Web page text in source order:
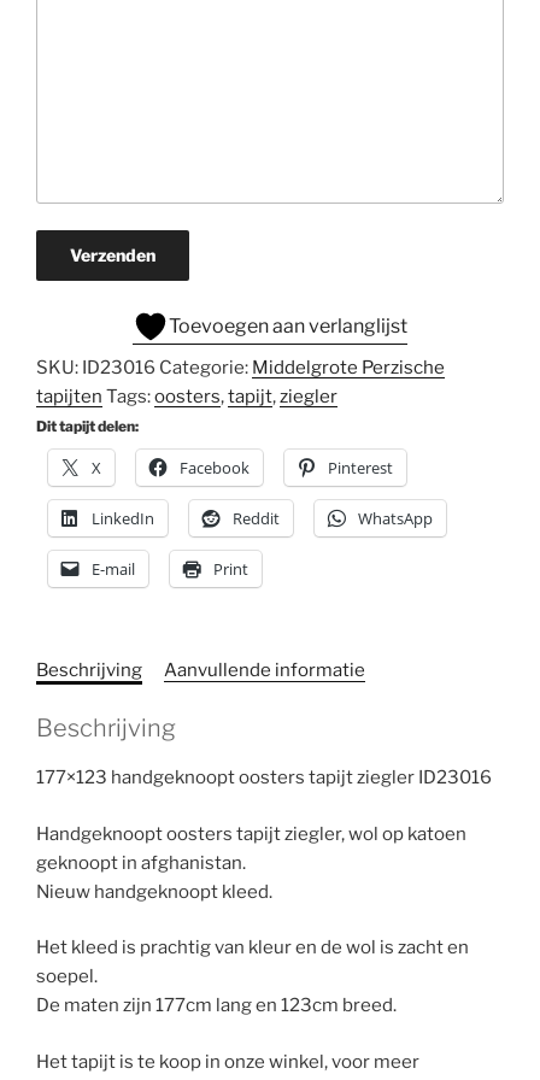
Verzenden
Toevoegen aan verlanglijst
SKU: ID23016 Categorie: Middelgrote Perzische
tapijten Tags:oosters,tapijt,ziegler
Dit tapijt delen:
X Facebook Pinterest
LinkedIn Reddit WhatsApp
E-mail Print
Beschrijving Aanvullende informatie
Beschrijving
177×123 handgeknoopt oosters tapijt ziegler ID23016
Handgeknoopt oosters tapijt ziegler, wol op katoen
geknoopt in afghanistan.
Nieuw handgeknoopt kleed.
Het kleed is prachtig van kleur en de wol is zacht en
soepel.
De maten zijn 177cm lang en 123cm breed.
Het tapijt is te koop in onze winkel, voor meer